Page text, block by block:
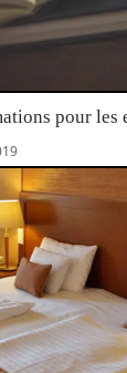
pour les